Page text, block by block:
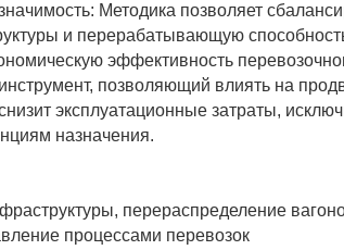
Методика позволяет
и перерабатывающую
эффективность
позволяющий влиять на
эксплуатационные затраты,
назначения.
перераспределение
процессами перевозок